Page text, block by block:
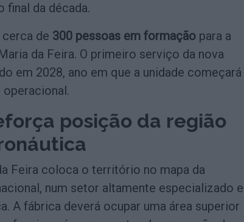
final da década.
de 300 pessoas em formação para a
da Feira. O primeiro serviço da nova
em 2028, ano em que a unidade começará
posição da região
Feira coloca o território no mapa da
num setor altamente especializado e
A fábrica deverá ocupar uma área superior